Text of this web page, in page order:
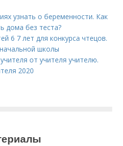
узнать о беременности. Как
дома без теста?
6 7 лет для конкурса чтецов.
школы
от учителя учителю.
2020